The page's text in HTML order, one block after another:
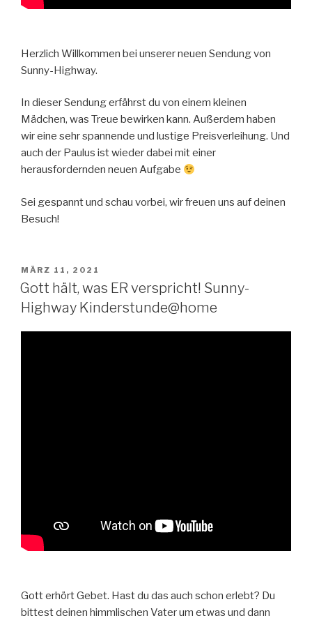
Herzlich Willkommen bei unserer neuen Sendung von
Sunny-Highway.
In dieser Sendung erfährst du von einem kleinen
Mädchen, was Treue bewirken kann. Außerdem haben
wir eine sehr spannende und lustige Preisverleihung. Und
auch der Paulus ist wieder dabei mit einer
herausfordernden neuen Aufgabe
Sei gespannt und schau vorbei, wir freuen uns auf deinen
Besuch!
VERÖFFENTLICHT
AM
MÄRZ 11, 2021
Gott hält, was ER verspricht! Sunny-
Highway Kinderstunde@home
Gott erhört Gebet. Hast du das auch schon erlebt? Du
bittest deinen himmlischen Vater um etwas und dann